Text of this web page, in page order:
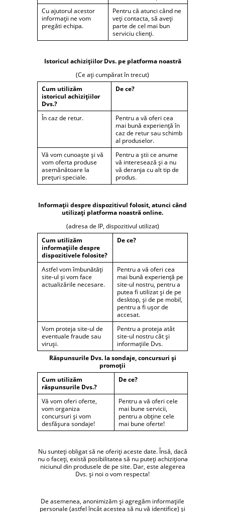
Cu ajutorul acestor
informații ne vom
pregăti echipa.
Pentru că atunci când ne
veți contacta, să aveți
parte de cel mai bun
serviciu clienți.
Istoricul achizițiilor Dvs. pe platforma noastră
(Ce ați cumpărat în trecut)
Cum utilizăm
istoricul achizițiilor
Dvs.?
De ce?
În caz de retur.
Pentru a vă oferi cea
mai bună experiență în
caz de retur sau schimb
al produselor.
Vă vom cunoaște și vă
vom oferta produse
asemănătoare la
prețuri speciale.
Pentru a știi ce anume
vă interesează și a nu
vă deranja cu alt tip de
produs.
Informații despre dispozitivul folosit, atunci când
utilizați platforma noastră online.
(adresa de IP, dispozitivul utilizat)
Cum utilizăm
informațiile despre
dispozitivele folosite?
De ce?
Astfel vom îmbunătăți
site-ul și vom face
actualizările necesare.
Pentru a vă oferi cea
mai bună experiență pe
site-ul nostru, pentru a
putea fi utilizat și de pe
desktop, și de pe mobil,
pentru a fi ușor de
accesat.
Vom proteja site-ul de
eventuale fraude sau
viruși.
Pentru a proteja atât
site-ul nostru cât și
informațiile Dvs.
Răspunsurile Dvs. la sondaje, concursuri și
promoții
Cum utilizăm
răspunsurile Dvs.?
De ce?
Vă vom oferi oferte,
vom organiza
concursuri și vom
desfășura sondaje!
Pentru a vă oferi cele
mai bune servicii,
pentru a obține cele
mai bune oferte!
Nu sunteți obligat să ne oferiți aceste date. Însă, dacă
nu o faceți, există posibilitatea să nu puteți achiziționa
niciunul din produsele de pe site. Dar, este alegerea
Dvs. și noi o vom respecta!
De asemenea, anonimizăm și agregăm informațiile
personale (astfel încât acestea să nu vă identifice) și